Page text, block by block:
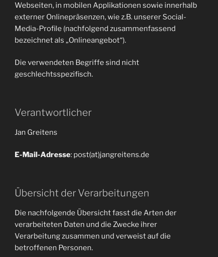
Webseiten, in mobilen Applikationen sowie innerhalb
externer Onlinepräsenzen, wie z.B. unserer Social-
Media-Profile (nachfolgend zusammenfassend
bezeichnet als „Onlineangebot“).
Die verwendeten Begriffe sind nicht
geschlechtsspezifisch.
Verantwortlicher
Jan Greitens
E-Mail-Adresse: post(at)jangreitens.de
Übersicht der Verarbeitungen
Die nachfolgende Übersicht fasst die Arten der
verarbeiteten Daten und die Zwecke ihrer
Verarbeitung zusammen und verweist auf die
betroffenen Personen.